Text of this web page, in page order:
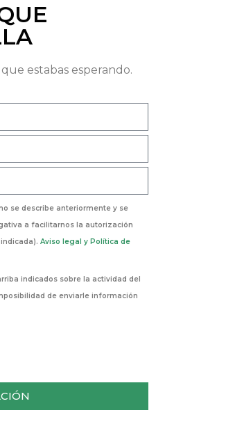
estabas esperando.
se describe anteriormente y se
a facilitarnos la autorización
Aviso legal y Política de
indicados sobre la actividad del
de enviarle información